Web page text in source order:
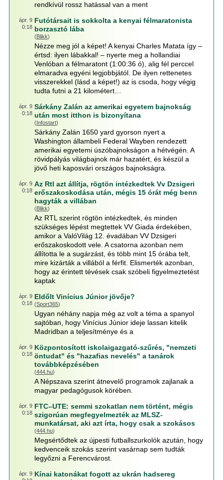
rendkívül rossz hatással van a ment
ápr. 9
0:18
Futótársait is sokkolta a kenyai félmaratonista
borzasztó lába
(Blikk)
Nézze meg jól a képet! A kenyai Charles Matata így –
értsd: ilyen lábakkal! – nyerte meg a hollandiai
Venlóban a félmaratont (1:00:36 ó), alig fél perccel
elmaradva egyéni legjobbjától. De ilyen rettenetes
visszerekkel (lásd a képet!) az is csoda, hogy végig
tudta futni a 21 kilométert…
ápr. 9
0:18
Sárkány Zalán az amerikai egyetem bajnokság
után most itthon is bizonyítana
(Infostart)
Sárkány Zalán 1650 yard gyorson nyert a
Washington állambeli Federal Wayben rendezett
amerikai egyetemi úszóbajnokságon a hétvégén. A
rövidpályás világbajnok már hazatért, és készül a
jövő heti kaposvári országos bajnokságra.
ápr. 9
0:18
Az Rtl azt állítja, rögtön intézkedtek Vv Dzsigeri
erőszakoskodása után, mégis 15 órát még benn
hagyták a villában
(Blikk)
Az RTL szerint rögtön intézkedtek, és minden
szükséges lépést megtettek VV Giada érdekében,
amikor a ValóVilág 12. évadában VV Dzsigeri
erőszakoskodott vele. A csatorna azonban nem
állította le a sugárzást, és több mint 15 órába telt,
mire kizárták a villából a férfit. Elismerték azonban,
hogy az érintett tévések csak szóbeli figyelmeztetést
kaptak
ápr. 9
0:18
Eldőlt Vinícius Júnior jövője?
(Sport365)
Ugyan néhány napja még az volt a téma a spanyol
sajtóban, hogy Vinícius Júnior ideje lassan kitelik
Madridban a teljesítménye és a
ápr. 9
0:18
Központosított iskolaigazgató-szűrés, "nemzeti
öntudat" és "hazafias nevelés" a tanárok
továbbképzésében
(444.hu)
A Népszava szerint átnevelő programok zajlanak a
magyar pedagógusok körében.
ápr. 9
0:18
FTC–UTE: semmi szokatlan nem történt, mégis
szigorúan megfegyelmezték az MLSZ-
munkatársat, aki azt írta, hogy csak a szokásos
(444.hu)
Megsértődtek az újpesti futballszurkolók azután, hogy
kedvenceik szokás szerint vasárnap sem tudták
legyőzni a Ferencvárost.
ápr. 9 Kínai katonákat fogott az ukrán hadsereg